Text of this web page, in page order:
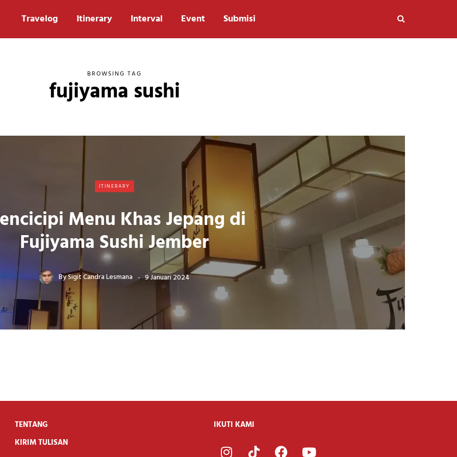
Travelog Itinerary Interval Event Submisi
BROWSING TAG
fujiyama sushi
ITINERARY
Menu Khas Jepang di
Fujiyama Sushi Jember
BySigit Candra Lesmana 9 Januari 2024
TENTANG
KIRIM TULISAN
IKUTI KAMI